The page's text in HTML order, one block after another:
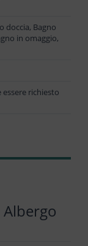
doccia, Bagno
in omaggio,
richiesto